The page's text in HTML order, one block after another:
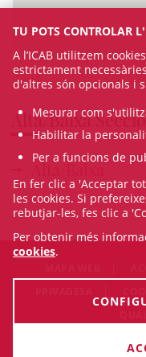
Alta/Baixa
© Sat Aug 08 17:31:01
TU POTS CONTROLAR
A l’ICAB utilitzem
estrictament
d'altres són opcionals i
Mesurar com
Habilitar la
Per a funcions de
En fer clic a 'Acceptar
les cookies. Si
rebutjar-les, fes clic a
Per obtenir més
cookies.